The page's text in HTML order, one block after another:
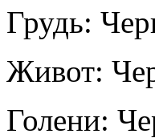
Грудь:
Живот:
Голени: